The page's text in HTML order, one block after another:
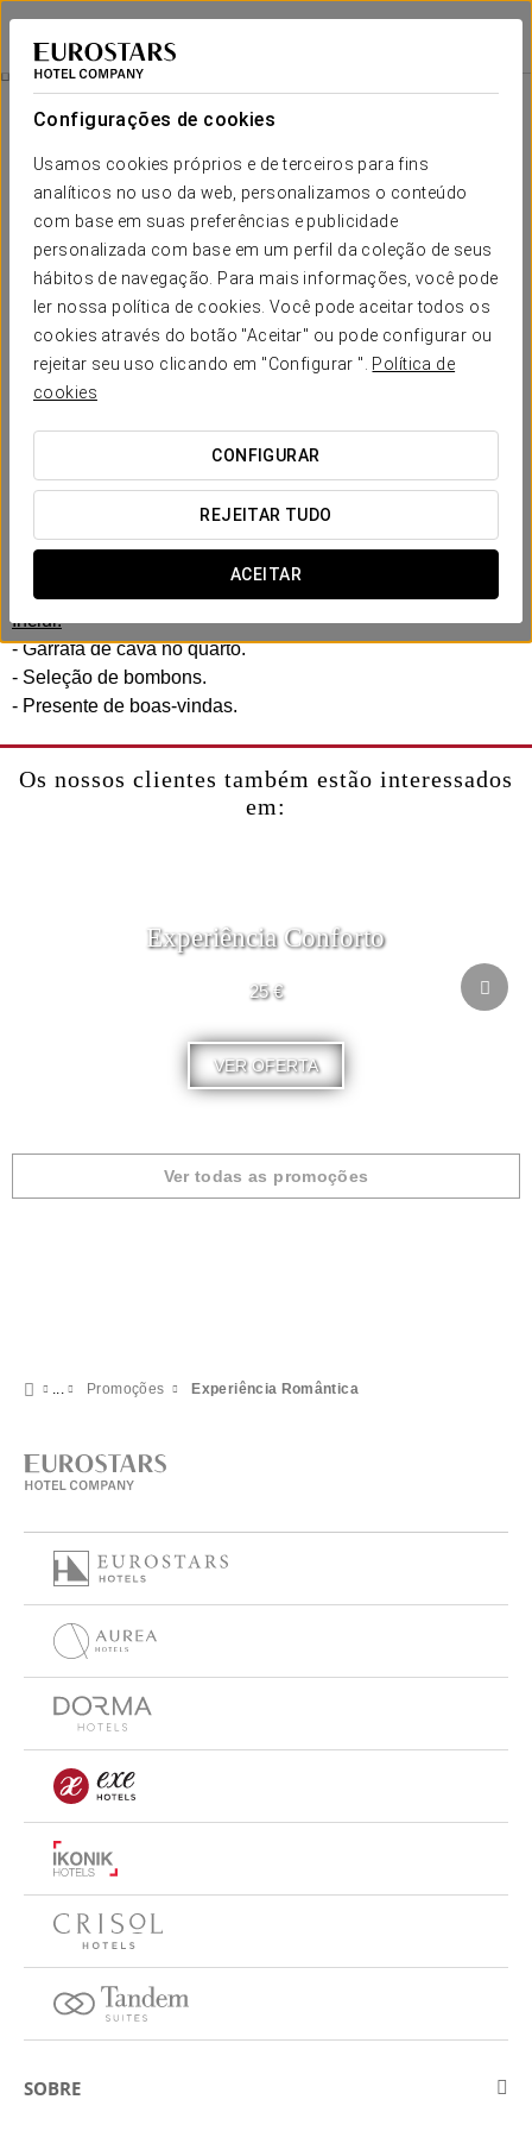
Configurações de cookies
Usamos cookies próprios e de terceiros para fins
analíticos no uso da web, personalizamos o conteúdo
com base em suas preferências e publicidade
personalizada com base em um perfil da coleção de seus
hábitos de navegação. Para mais informações, você pode
ler nossa política de cookies. Você pode aceitar todos os
cookies através do botão "Aceitar" ou pode configurar ou
rejeitar seu uso clicando em "Configurar ". Política de
cookies
CONFIGURAR
REJEITAR TUDO
ACEITAR
Exe Rey Don Jaime
VALÊNCIA
Experiência Romântica
20 €
Experiência Romântica
Detalhes para surpreender. Tudo pronto para que possam
apenas desfrutar do amor.
No Exe Rey Don Jaime, criámos uma experiência romântica
desenhada para partilhar com o vosso parceiro.
Inclui:
- Garrafa de cava no quarto.
- Seleção de bombons.
- Presente de boas-vindas.
Os nossos clientes também estão interessados
em:
Experiência Conforto
25 €
VER OFERTA
Ver todas as promoções
Promoções Experiência Romântica
SOBRE